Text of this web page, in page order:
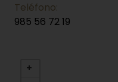
Teléfono:
985 56 72 19